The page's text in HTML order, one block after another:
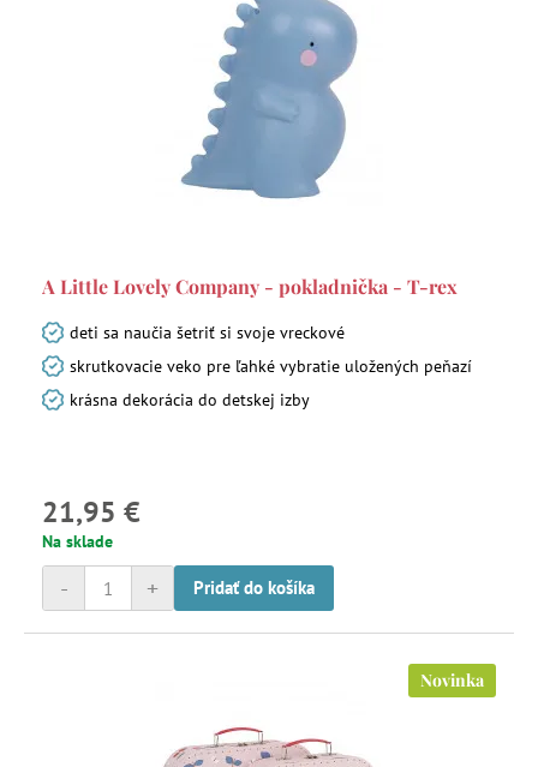
A Little Lovely Company - pokladnička - T-rex
deti sa naučia šetriť si svoje vreckové
skrutkovacie veko pre ľahké vybratie uložených peňazí
krásna dekorácia do detskej izby
21,95 €
Na sklade
+
- Pridať do košíka
Novinka